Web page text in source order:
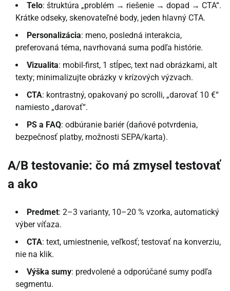
Telo: štruktúra „problém → riešenie → dopad → CTA“.
Krátke odseky, skenovateľné body, jeden hlavný CTA.
Personalizácia: meno, posledná interakcia,
preferovaná téma, navrhovaná suma podľa histórie.
Vizualita: mobil-first, 1 stĺpec, text nad obrázkami, alt
texty; minimalizujte obrázky v krízových výzvach.
CTA: kontrastný, opakovaný po scrolli, „darovať 10 €“
namiesto „darovať“.
PS a FAQ: odbúranie bariér (daňové potvrdenia,
bezpečnosť platby, možnosti SEPA/karta).
A/B testovanie: čo má zmysel testovať
a ako
Predmet: 2–3 varianty, 10–20 % vzorka, automatický
výber víťaza.
CTA: text, umiestnenie, veľkosť; testovať na konverziu,
nie na klik.
Výška sumy: predvolené a odporúčané sumy podľa
segmentu.